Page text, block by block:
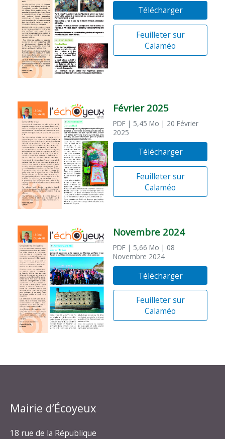
Télécharger
Feuilleter sur
Calaméo
Février 2025
PDF | 5,45 Mo | 20 Février
2025
Télécharger
Feuilleter sur
Calaméo
Novembre 2024
PDF | 5,66 Mo | 08
Novembre 2024
Télécharger
Feuilleter sur
Calaméo
Mairie d’Écoyeux
18 rue de la République